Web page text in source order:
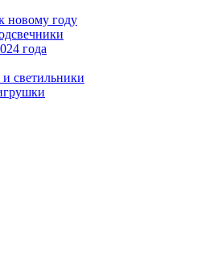
новому году
года
светильники